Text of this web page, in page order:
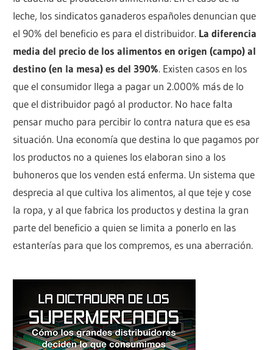
leche, los sindicatos ganaderos españoles denuncian que
el 90% del beneficio es para el distribuidor. La diferencia
media del precio de los alimentos en origen (campo) al
destino (en la mesa) es del 390%. Existen casos en los
que el consumidor llega a pagar un 2.000% más de lo
que el distribuidor pagó al productor. No hace falta
pensar mucho para percibir lo contra natura que es esa
situación. Una economía que destina lo que pagamos por
los productos no a quienes los elaboran sino a los
buhoneros que los venden está enferma. Un sistema que
desprecia al que cultiva los alimentos, al que teje y cose
la ropa, y al que fabrica los productos y destina la gran
parte del beneficio a quien se limita a ponerlo en las
estanterías para que los compremos, es una aberración.